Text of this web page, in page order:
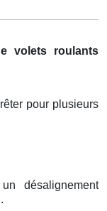
volets roulants
pour plusieurs
désalignement